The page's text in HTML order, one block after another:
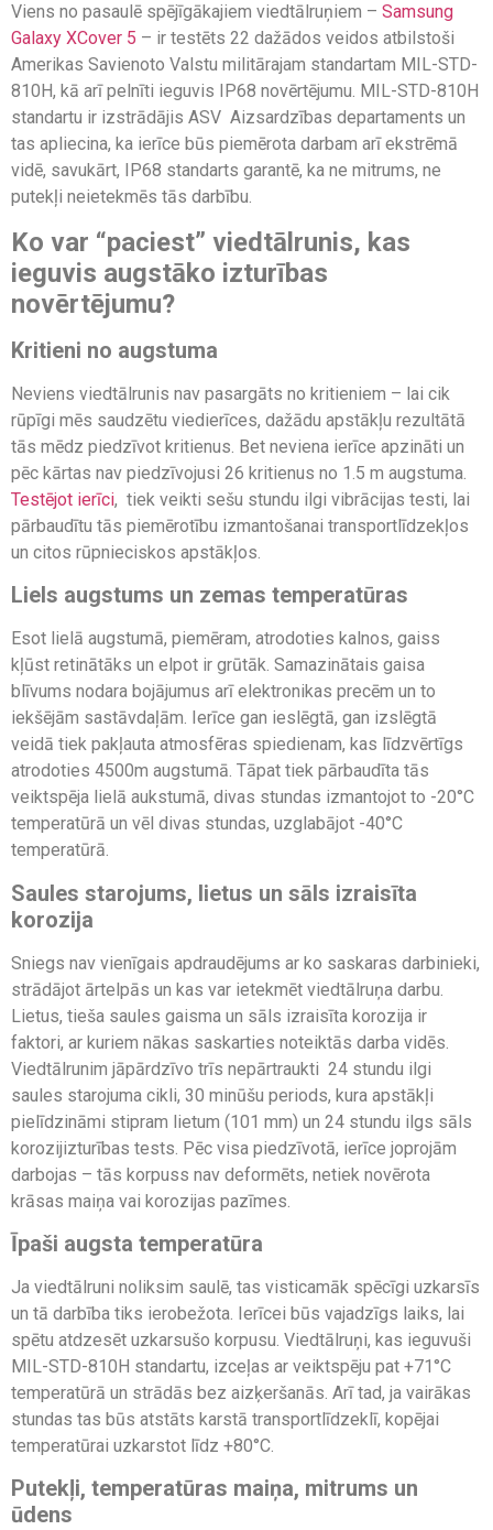
Viens no pasaulē spējīgākajiem viedtālruņiem – Samsung
Galaxy XCover 5 – ir testēts 22 dažādos veidos atbilstoši
Amerikas Savienoto Valstu militārajam standartam MIL-STD-
810H, kā arī pelnīti ieguvis IP68 novērtējumu. MIL-STD-810H
standartu ir izstrādājis ASV Aizsardzības departaments un
tas apliecina, ka ierīce būs piemērota darbam arī ekstrēmā
vidē, savukārt, IP68 standarts garantē, ka ne mitrums, ne
putekļi neietekmēs tās darbību.
Ko var “paciest” viedtālrunis, kas
ieguvis augstāko izturības
novērtējumu?
Kritieni no augstuma
Neviens viedtālrunis nav pasargāts no kritieniem – lai cik
rūpīgi mēs saudzētu viedierīces, dažādu apstākļu rezultātā
tās mēdz piedzīvot kritienus. Bet neviena ierīce apzināti un
pēc kārtas nav piedzīvojusi 26 kritienus no 1.5 m augstuma.
Testējot ierīci, tiek veikti sešu stundu ilgi vibrācijas testi, lai
pārbaudītu tās piemērotību izmantošanai transportlīdzekļos
un citos rūpnieciskos apstākļos.
Liels augstums un zemas temperatūras
Esot lielā augstumā, piemēram, atrodoties kalnos, gaiss
kļūst retinātāks un elpot ir grūtāk. Samazinātais gaisa
blīvums nodara bojājumus arī elektronikas precēm un to
iekšējām sastāvdaļām. Ierīce gan ieslēgtā, gan izslēgtā
veidā tiek pakļauta atmosfēras spiedienam, kas līdzvērtīgs
atrodoties 4500m augstumā. Tāpat tiek pārbaudīta tās
veiktspēja lielā aukstumā, divas stundas izmantojot to -20°C
temperatūrā un vēl divas stundas, uzglabājot -40°C
temperatūrā.
Saules starojums, lietus un sāls izraisīta
korozija
Sniegs nav vienīgais apdraudējums ar ko saskaras darbinieki,
strādājot ārtelpās un kas var ietekmēt viedtālruņa darbu.
Lietus, tieša saules gaisma un sāls izraisīta korozija ir
faktori, ar kuriem nākas saskarties noteiktās darba vidēs.
Viedtālrunim jāpārdzīvo trīs nepārtraukti 24 stundu ilgi
saules starojuma cikli, 30 minūšu periods, kura apstākļi
pielīdzināmi stipram lietum (101 mm) un 24 stundu ilgs sāls
korozijizturības tests. Pēc visa piedzīvotā, ierīce joprojām
darbojas – tās korpuss nav deformēts, netiek novērota
krāsas maiņa vai korozijas pazīmes.
Īpaši augsta temperatūra
Ja viedtālruni noliksim saulē, tas visticamāk spēcīgi uzkarsīs
un tā darbība tiks ierobežota. Ierīcei būs vajadzīgs laiks, lai
spētu atdzesēt uzkarsušo korpusu. Viedtālruņi, kas ieguvuši
MIL-STD-810H standartu, izceļas ar veiktspēju pat +71°C
temperatūrā un strādās bez aizķeršanās. Arī tad, ja vairākas
stundas tas būs atstāts karstā transportlīdzeklī, kopējai
temperatūrai uzkarstot līdz +80°C.
Putekļi, temperatūras maiņa, mitrums un
ūdens